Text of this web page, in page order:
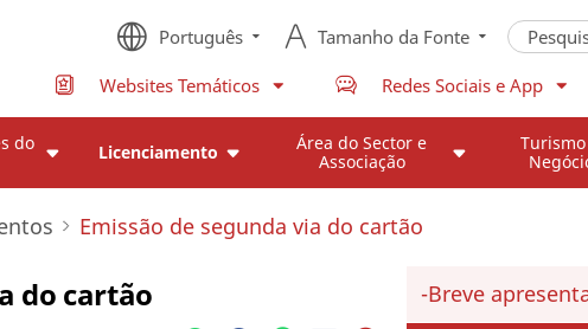
Português Tamanho da Fonte
Websites Temáticos Redes Sociais e App
do
Licenciamento
Área do Sector e
Associação
Emissão de segunda via do cartão
do cartão
Breve